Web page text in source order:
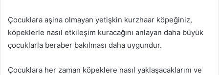
Çocuklara aşina olmayan yetişkin kurzhaar köpeğiniz,
köpeklerle nasıl etkileşim kuracağını anlayan daha büyük
çocuklarla beraber bakılması daha uygundur.
Çocuklara her zaman köpeklere nasıl yaklaşacaklarını ve